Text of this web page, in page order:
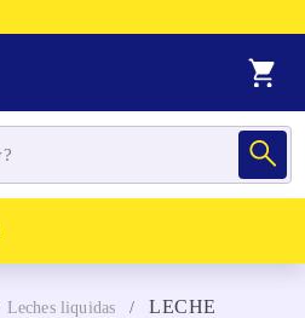
Leches liquidas
LECHE